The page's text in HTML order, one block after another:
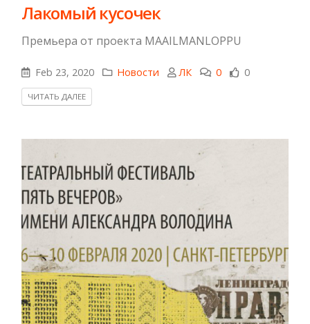
Лакомый кусочек
Премьера от проекта MAAILMANLOPPU
Feb 23, 2020 Новости ЛК 0 0
ЧИТАТЬ ДАЛЕЕ